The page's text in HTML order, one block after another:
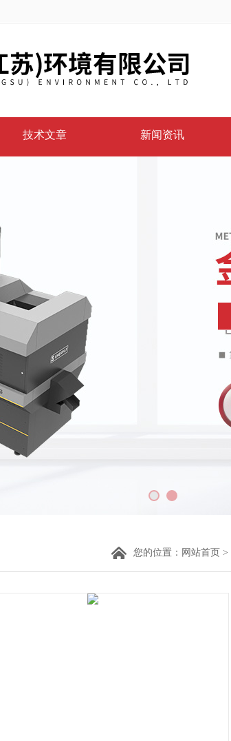
技术文章 新闻资讯
您的位置： 网站首页 >